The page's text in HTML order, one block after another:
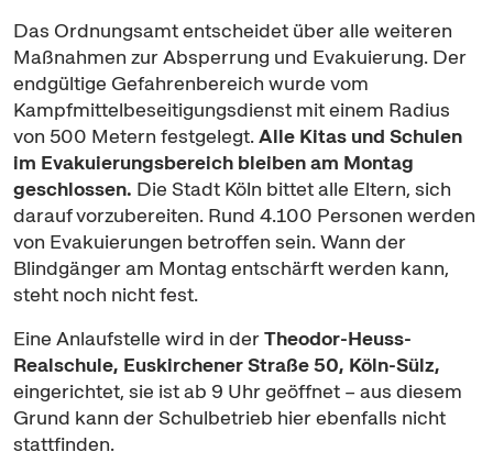
Das Ordnungsamt entscheidet über alle weiteren
Maßnahmen zur Absperrung und Evakuierung. Der
endgültige Gefahrenbereich wurde vom
Kampfmittelbeseitigungsdienst mit einem Radius
von 500 Metern festgelegt.Alle Kitas und Schulen
im Evakuierungsbereich bleiben am Montag
geschlossen. Die Stadt Köln bittet alle Eltern, sich
darauf vorzubereiten. Rund 4.100 Personen werden
von Evakuierungen betroffen sein. Wann der
Blindgänger am Montag entschärft werden kann,
steht noch nicht fest.
Eine Anlaufstelle wird in derTheodor-Heuss-
Realschule, Euskirchener Straße 50, Köln-Sülz,
eingerichtet, sie ist ab 9 Uhr geöffnet – aus diesem
Grund kann der Schulbetrieb hier ebenfalls nicht
stattfinden.